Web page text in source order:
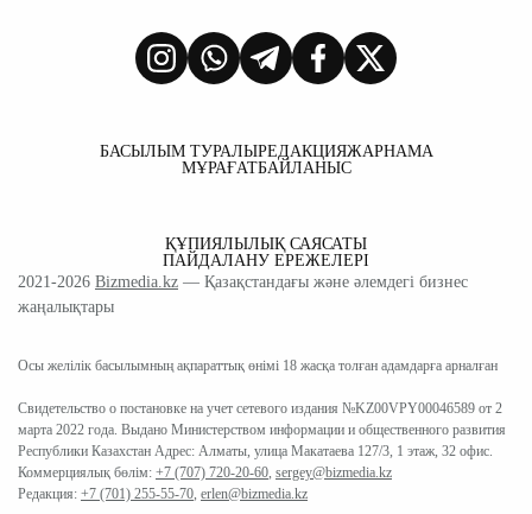
БАСЫЛЫМ ТУРАЛЫРЕДАКЦИЯЖАРНАМА
МҰРАҒАТБАЙЛАНЫС
ҚҰПИЯЛЫЛЫҚ САЯСАТЫ
ПАЙДАЛАНУ ЕРЕЖЕЛЕРІ
2021-2026 Bizmedia.kz — Қазақстандағы және әлемдегі бизнес
жаңалықтары
Осы желілік басылымның ақпараттық өнімі 18 жасқа толған адамдарға арналған
Свидетельство о постановке на учет сетевого издания №KZ00VPY00046589 от 2
марта 2022 года. Выдано Министерством информации и общественного развития
Республики Казахстан Адрес: Алматы, улица Макатаева 127/3, 1 этаж, 32 офис.
Коммерциялық бөлім: +7 (707) 720-20-60, sergey@bizmedia.kz
Редакция: +7 (701) 255-55-70, erlen@bizmedia.kz